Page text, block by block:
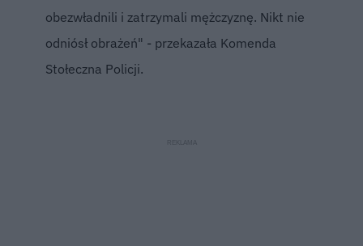
obezwładnili i zatrzymali mężczyznę. Nikt nie
odniósł obrażeń" - przekazała Komenda
Stołeczna Policji.